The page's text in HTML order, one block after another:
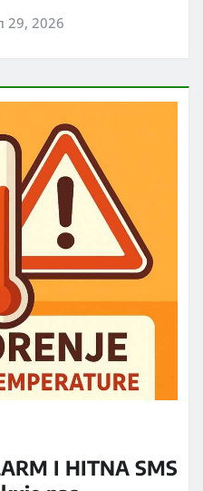
29, 2026
I HITNA SMS